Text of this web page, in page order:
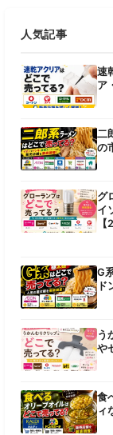
人気記事
速
ア
二
の
グ
イ
G
ド
う
や
食
ィ